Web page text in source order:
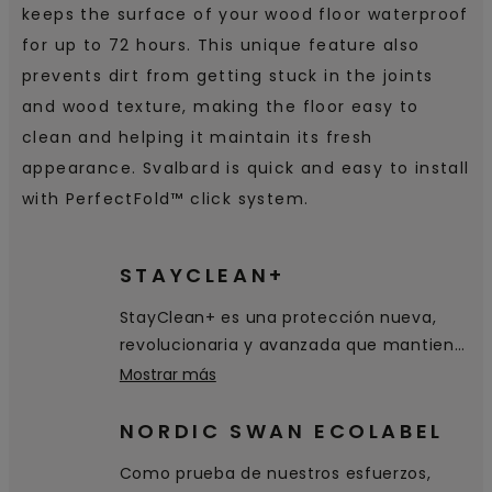
keeps the surface of your wood floor waterproof
for up to 72 hours. This unique feature also
prevents dirt from getting stuck in the joints
and wood texture, making the floor easy to
clean and helping it maintain its fresh
appearance. Svalbard is quick and easy to install
with PerfectFold™ click system.
STAYCLEAN+
StayClean+ es una protección nueva,
revolucionaria y avanzada que mantiene
su suelo de parquet Pergo libre de
hermética, incluso si hay agua en el
Mostrar más
NORDIC SWAN ECOLABEL
Como prueba de nuestros esfuerzos,